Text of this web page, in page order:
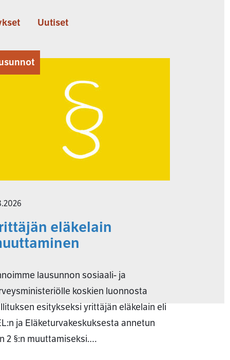
Uutiset
eläkelain
lausunnon sosiaali- ja
koskien luonnosta
esitykseksi yrittäjän eläkelain eli
ja Eläketurvakeskuksesta annetun
2 §:n muuttamiseksi.…